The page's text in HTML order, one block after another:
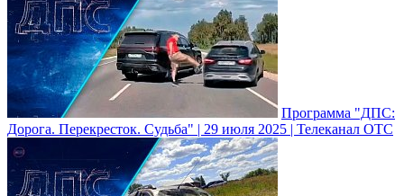
Программа "ДПС:
Дорога. Перекресток. Судьба" | 29 июля 2025 | Телеканал ОТС